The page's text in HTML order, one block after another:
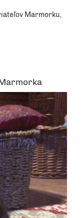
Marmorku,